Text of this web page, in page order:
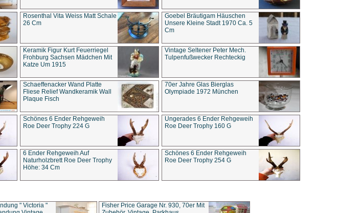
Rosenthal Vita Weiss Matt Schale
26 Cm
Goebel Bräutigam Häuschen
Unsere Kleine Stadt 1970 Ca. 5
Cm
Keramik Figur Kurt Feuerriegel
Frohburg Sachsen Mädchen Mit
Katze Um 1915
Vintage Seltener Peter Mech.
Tulpenfußwecker Rechteckig
Schaeffenacker Wand Platte
Fliese Relief Wandkeramik Wall
Plaque Fisch
70er Jahre Glas Bierglas
Olympiade 1972 München
Schönes 6 Ender Rehgeweih
Roe Deer Trophy 224 G
Ungerades 6 Ender Rehgeweih
Roe Deer Trophy 160 G
6 Ender Rehgeweih Auf
Naturholzbrett Roe Deer Trophy
Höhe: 34 Cm
Schönes 6 Ender Rehgeweih
Roe Deer Trophy 254 G
" Victoria "
Fisher Price Garage Nr. 930, 70er Mit